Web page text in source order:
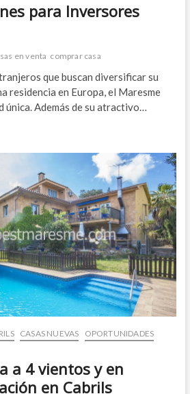
para Inversores
en venta comprar casa
que buscan diversificar su
residencia en Europa, el Maresme
única. Además de su atractivo…
CASAS NUEVAS
OPORTUNIDADES
a 4 vientos y en
en Cabrils